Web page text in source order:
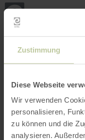
Zustimmung
Diese Webseite
Wir verwenden
personalisieren,
zu können und die
analysieren.
Terug
naar
startpagina
Het
aanbieder
aanbieder
verantwoordelijk